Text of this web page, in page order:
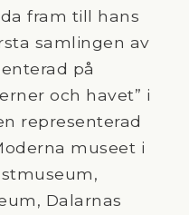
fram till hans
samlingen av
på
och havet” i
representerad
museet i
Dalarnas